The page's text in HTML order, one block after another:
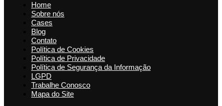
Home
Sobre nós
Cases
Blog
Contato
Política de Cookies
Política de Privacidade
Política de Segurança da Informação
LGPD
Trabalhe Conosco
Mapa do Site